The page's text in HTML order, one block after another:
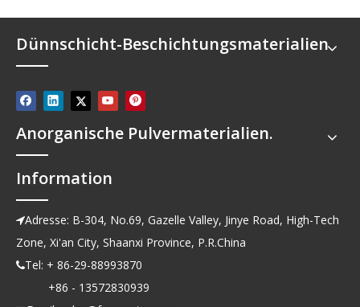
Dünnschicht-Beschichtungsmaterialien
Anorganische Pulvermaterialien.
Information
Adresse: B-304, No.69, Gazelle Valley, Jinye Road, High-Tech
Zone, Xi'an City, Shaanxi Province, P.R.China
Tel: + 86-29-88993870
+86 - 13572830939